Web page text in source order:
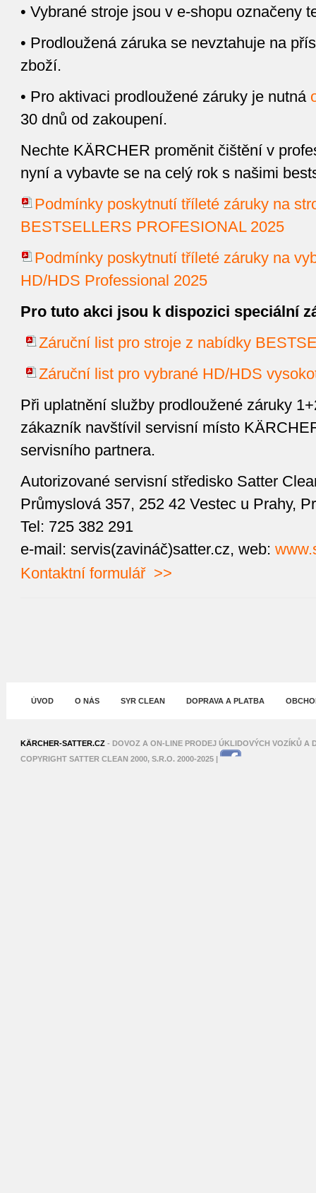
• Vybrané stroje jsou v e-shopu označeny
• Prodloužená záruka se nevztahuje na
zboží.
• Pro aktivaci prodloužené záruky je nutná
30 dnů od zakoupení.
Nechte KÄRCHER proměnit čištění v
nyní a vybavte se na celý rok s našimi
Podmínky poskytnutí tříleté záruky na
BESTSELLERS PROFESIONAL 2025
Podmínky poskytnutí tříleté záruky na
HD/HDS Professional 2025
Pro tuto akci jsou k dispozici speciální
Záruční list pro stroje z nabídky
Záruční list pro vybrané HD/HDS
Při uplatnění služby prodloužené záruky
zákazník navštívil servisní místo
servisního partnera.
Autorizované servisní středisko Satter
Průmyslová 357, 252 42 Vestec u Prahy,
Tel: 725 382 291
e-mail: servis(zavináč)satter.cz, web:
Kontaktní formulář >>
ÚVOD O NÁS SYR CLEAN DOPRAVA A PLATBA
SHAHWA
KÄRCHER-SATTER.CZ- DOVOZ A ON-LINE PRODEJ ÚKLIDOVÝCH VOZÍKŮ A
COPYRIGHT SATTER CLEAN 2000, S.R.O. 2000-2025 |